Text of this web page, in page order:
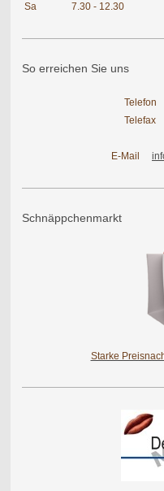
Sa
7.30 - 12.30
So erreichen Sie uns
Telefon
Telefax
E-Mail
Schnäppchenmarkt
Starke